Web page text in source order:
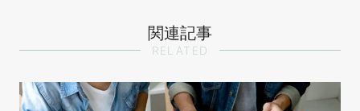
関連記事
RELATED